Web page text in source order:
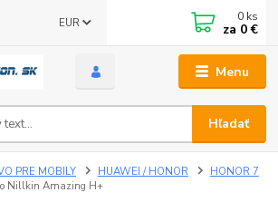
Menu
EUR
Hľadať
0 ks
za 0 €
PRE MOBILY HUAWEI / HONOR
HONOR 7
Nillkin Amazing H+